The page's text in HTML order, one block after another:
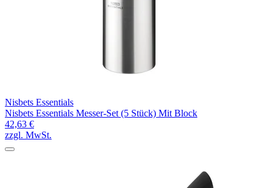
Nisbets Essentials
Nisbets Essentials Messer-Set (5 Stück) Mit Block
42,63 €
zzgl. MwSt.